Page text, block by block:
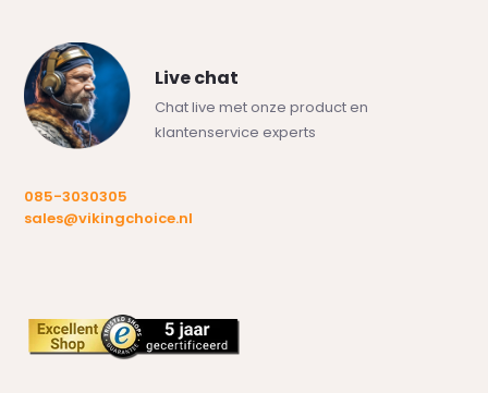
Live chat
Chat live met onze product en
klantenservice experts
085-3030305
sales@vikingchoice.nl